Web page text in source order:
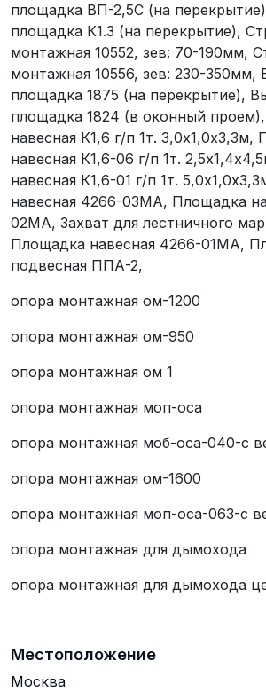
площадка ВП-2,5С (на
площадка К1.3 (на перекрытие),
монтажная 10552, зев: 70-190мм,
монтажная 10556, зев: 230-350мм,
площадка 1875 (на перекрытие),
площадка 1824 (в оконный
навесная К1,6 г/п 1т. 3,0х1,0х3,3м,
навесная К1,6-06 г/п 1т.
навесная К1,6-01 г/п 1т.
навесная 4266-03МА, Площадка
02МА, Захват для лестничного
Площадка навесная 4266-01МА,
подвесная ППА-2,
опора монтажная ом-1200
опора монтажная ом-950
опора монтажная ом 1
опора монтажная моп-оса
опора монтажная моб-оса-040-с
опора монтажная ом-1600
опора монтажная моп-оса-063-с
опора монтажная для дымохода
опора монтажная для дымохода
Местоположение
Москва